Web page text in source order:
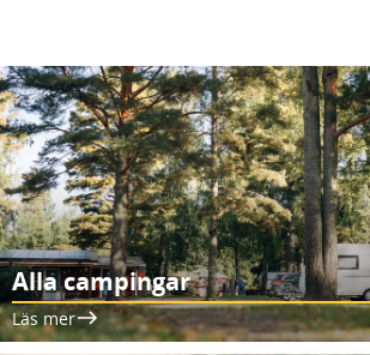
Alla campingar
Läs mer